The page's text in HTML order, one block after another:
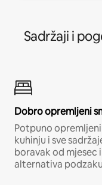
Sadržaji i
Dobro opremljeni
Potpuno
kuhinju i sve
boravak od mjesec
alternativa